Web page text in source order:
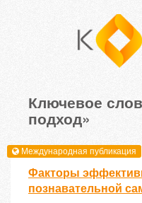
Ключевое
подход»
Международная публикация
Факторы
познавательной